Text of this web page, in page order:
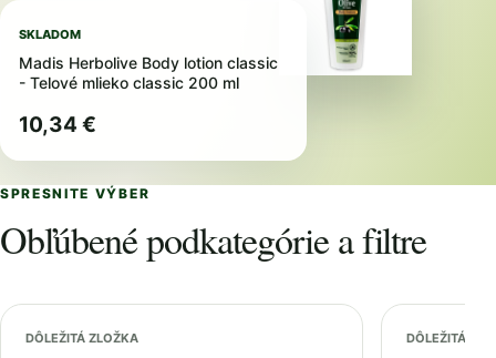
SKLADOM
Madis Herbolive Body lotion classic
- Telové mlieko classic 200 ml
10,34 €
SPRESNITE VÝBER
Obľúbené podkategórie a filtre
DÔLEŽITÁ ZLOŽKA DÔLEŽITÁ